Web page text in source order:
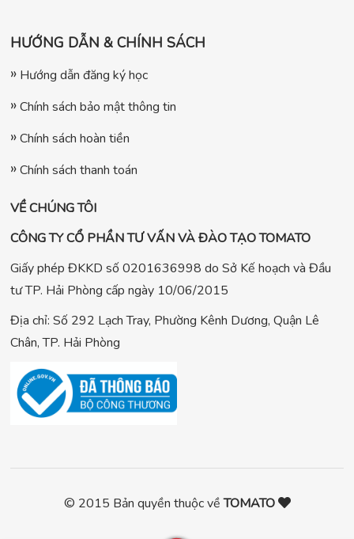
HƯỚNG DẪN & CHÍNH SÁCH
Hướng dẫn đăng ký học
Chính sách bảo mật thông tin
Chính sách hoàn tiền
Chính sách thanh toán
VỀ CHÚNG TÔI
CÔNG TY CỔ PHẦN TƯ VẤN VÀ ĐÀO TẠO TOMATO
Giấy phép ĐKKD số 0201636998 do Sở Kế hoạch và Đầu
tư TP. Hải Phòng cấp ngày 10/06/2015
Địa chỉ: Số 292 Lạch Tray, Phường Kênh Dương, Quận Lê
Chân, TP. Hải Phòng
© 2015 Bản quyền thuộc vềTOMATO